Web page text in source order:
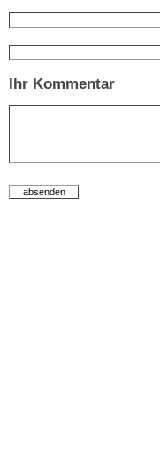
Ihr Kommentar